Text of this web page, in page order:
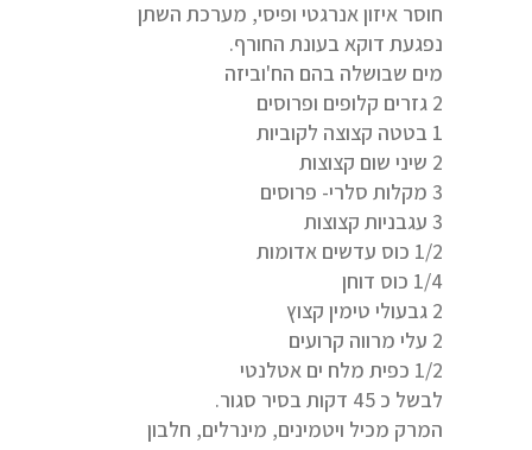
חוסר איזון אנרגטי ופיסי, מערכת השתן
נפגעת דוקא בעונת החורף.
מים שבושלה בהם הח'וביזה
2 גזרים קלופים ופרוסים
1 בטטה קצוצה לקוביות
2 שיני שום קצוצות
3 מקלות סלרי- פרוסים
3 עגבניות קצוצות
1/2 כוס עדשים אדומות
1/4 כוס דוחן
2 גבעולי טימין קצוץ
2 עלי מרווה קרועים
1/2 כפית מלח ים אטלנטי
לבשל כ 45 דקות בסיר סגור.
המרק מכיל ויטמינים, מינרלים, חלבון